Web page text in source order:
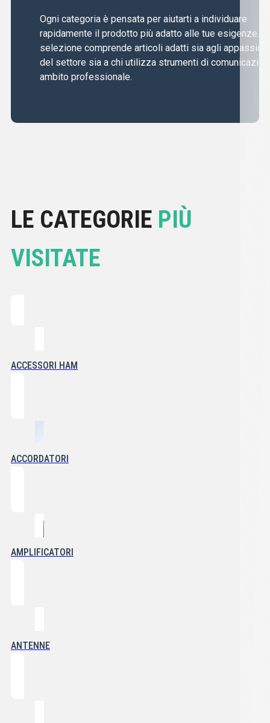
Ogni categoria è pensata per aiutarti a individuare
rapidamente il prodotto più adatto alle tue esigenze.
selezione comprende articoli adatti sia agli
del settore sia a chi utilizza strumenti di
ambito professionale.
LE CATEGORIE PIÙ
VISITATE
ACCESSORI HAM
ACCORDATORI
AMPLIFICATORI
ANTENNE